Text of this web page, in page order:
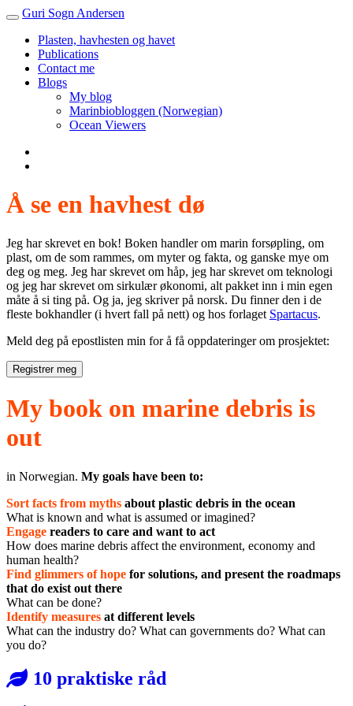
Toggle
navigation
Guri Sogn Andersen
Plasten, havhesten og havet
Publications
Contact me
Blogs
My blog
Marinbiobloggen (Norwegian)
Ocean Viewers
Å se en havhest dø
Jeg har skrevet en bok! Boken handler om marin forsøpling, om
plast, om de som rammes, om myter og fakta, og ganske mye om
deg og meg. Jeg har skrevet om håp, jeg har skrevet om teknologi
og jeg har skrevet om sirkulær økonomi, alt pakket inn i min egen
måte å si ting på. Og ja, jeg skriver på norsk. Du finner den i de
fleste bokhandler (i hvert fall på nett) og hos forlaget Spartacus.
Meld deg på epostlisten min for å få oppdateringer om prosjektet:
Registrer meg
My book on marine debris is
out
in Norwegian. My goals have been to:
Sort facts from myths about plastic debris in the ocean
What is known and what is assumed or imagined?
Engage readers to care and want to act
How does marine debris affect the environment, economy and
human health?
Find glimmers of hope for solutions, and present the roadmaps
that do exist out there
What can be done?
Identify measures at different levels
What can the industry do? What can governments do? What can
you do?
10 praktiske råd